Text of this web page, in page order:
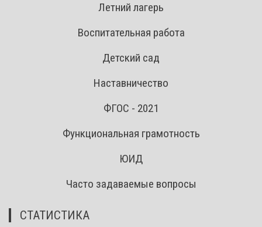
Летний лагерь
Воспитательная работа
Детский сад
Наставничество
ФГОС - 2021
Функциональная грамотность
ЮИД
Часто задаваемые вопросы
СТАТИСТИКА